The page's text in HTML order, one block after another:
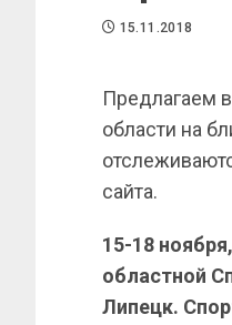
15.11.2018
Предлагаем
области на
сайта.
15-18
областной
Липецк.